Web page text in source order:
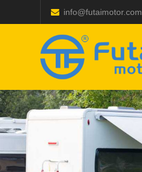
info@futaimotor.com